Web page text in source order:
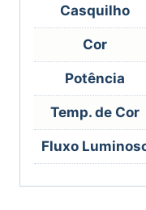
Casquilho
Cor
Potência
Temp. de Cor
Fluxo